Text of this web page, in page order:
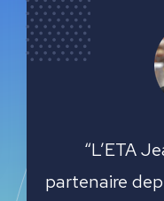
“L’ETA
partenaire